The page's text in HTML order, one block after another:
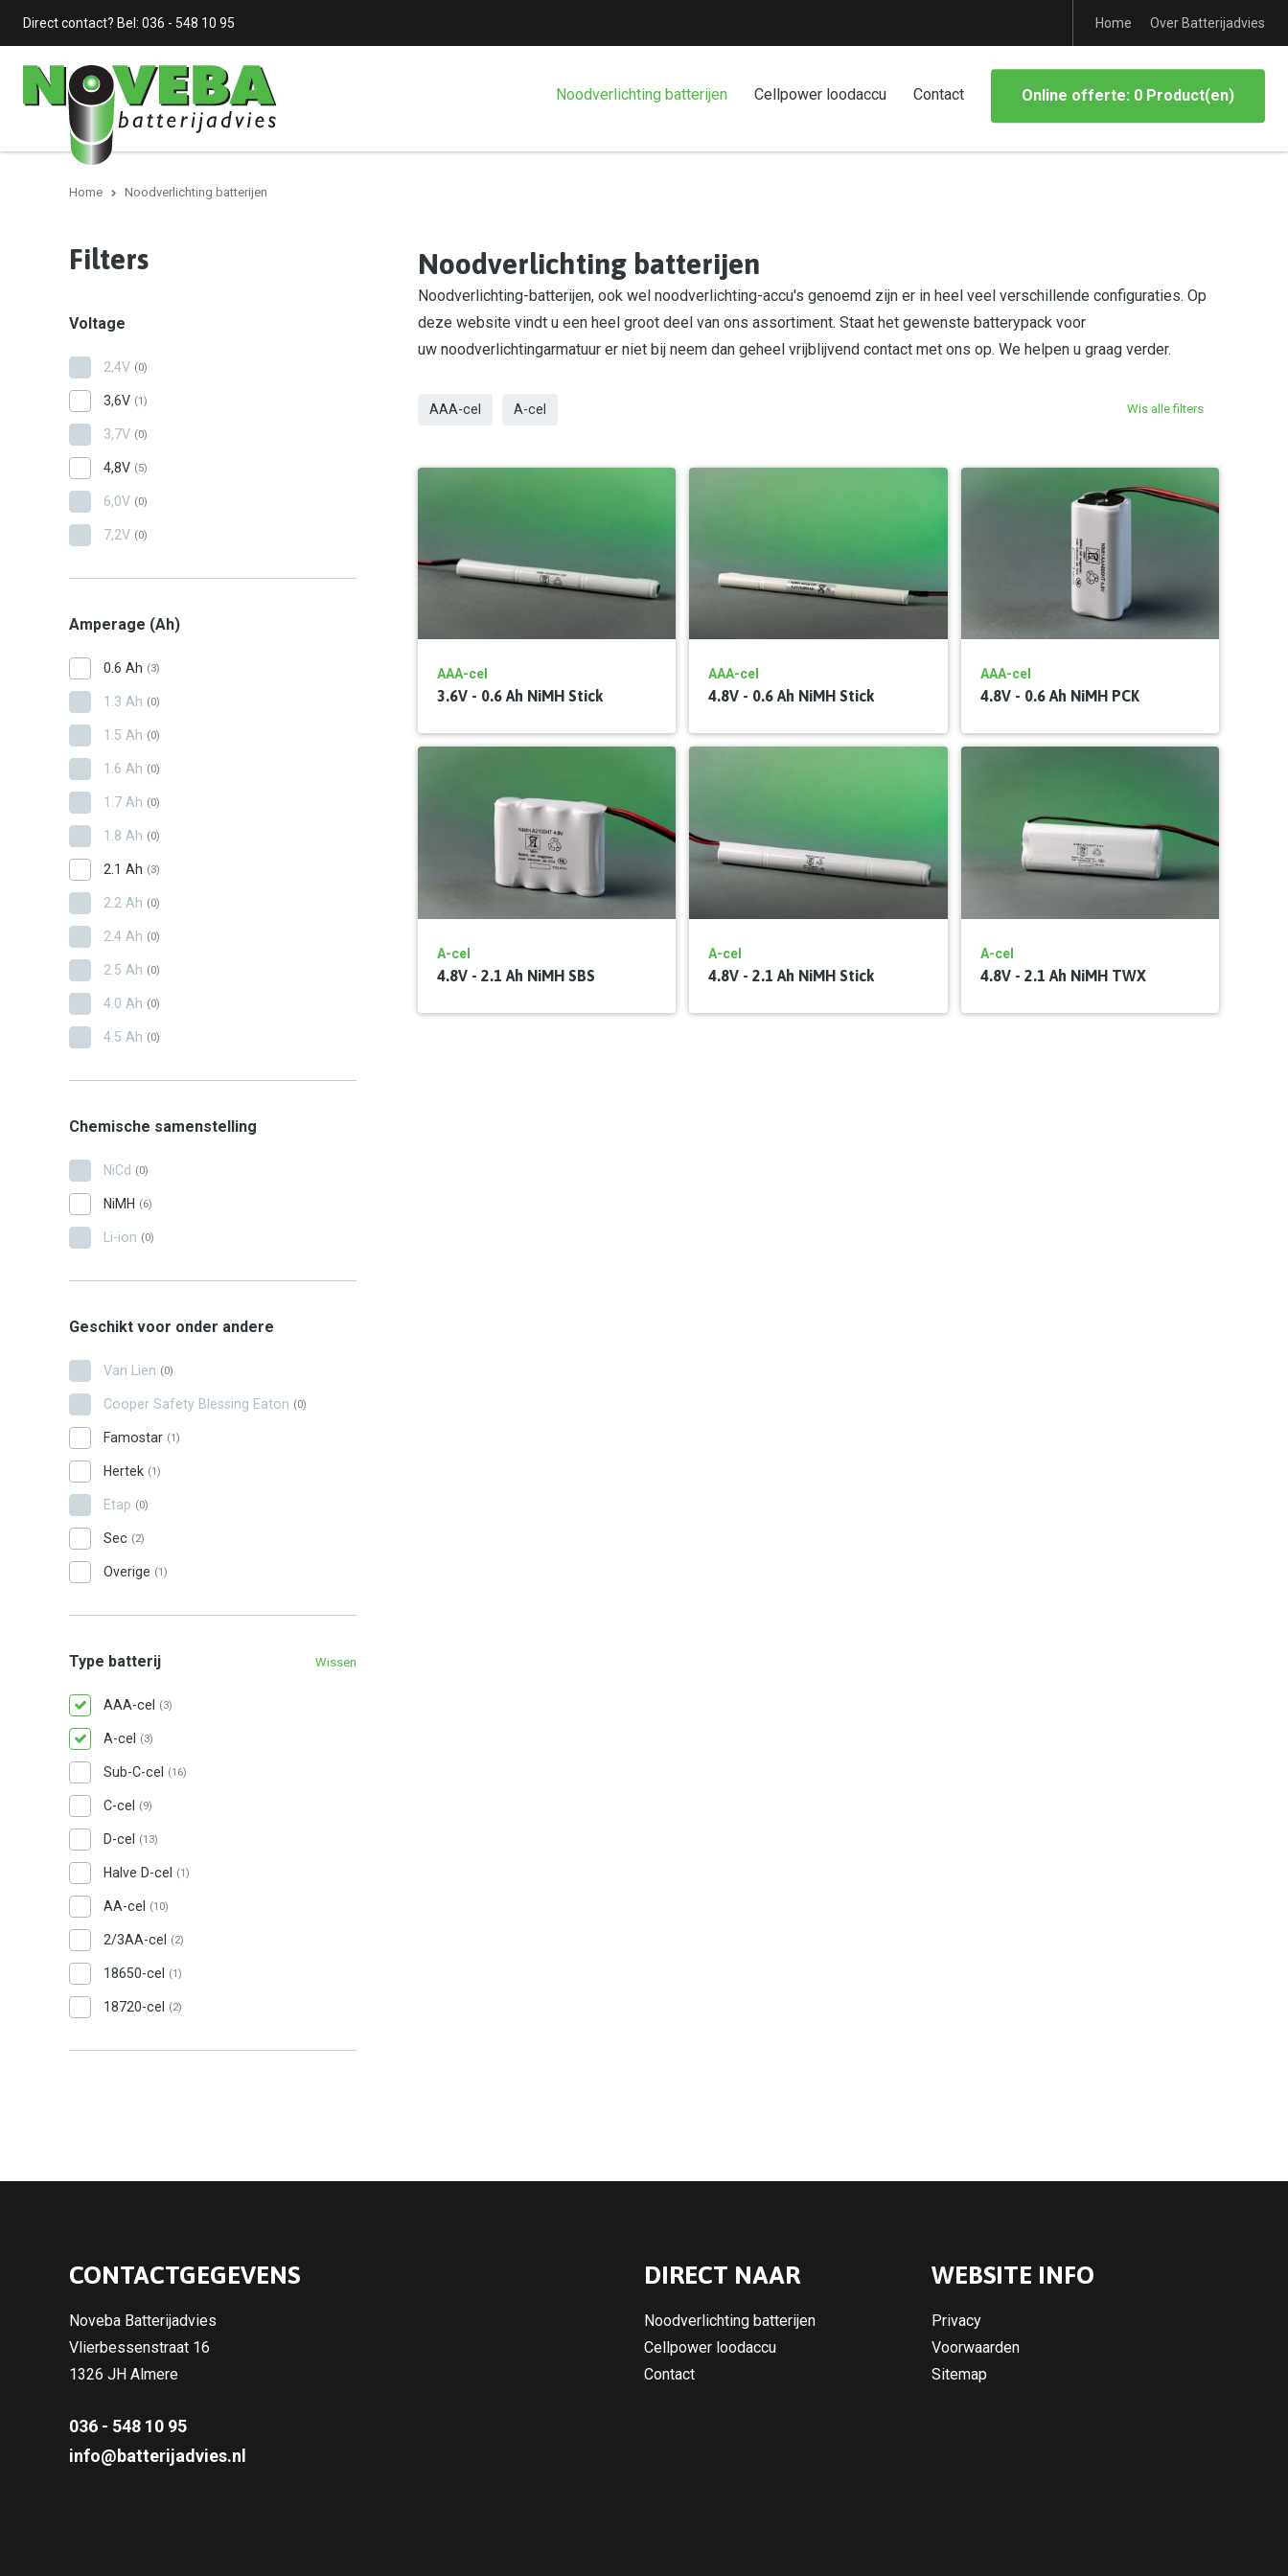
Direct contact? Bel: 036 - 548 10 95 Home Over Batterijadvies
Noodverlichting batterijen Cellpower loodaccu Contact Online offerte: 0 Product(en)
Home Noodverlichting batterijen
Noodverlichting batterijen
Noodverlichting-batterijen, ook wel noodverlichting-accu's genoemd zijn er in heel veel verschillende configuraties. Op
deze website vindt u een heel groot deel van ons assortiment. Staat het gewenste batterypack voor
uw noodverlichtingarmatuur er niet bij neem dan geheel vrijblijvend contact met ons op. We helpen u graag verder.
AAA-cel A-cel Wis alle filters
AAA-cel
3.6V - 0.6 Ah NiMH Stick
AAA-cel
4.8V - 0.6 Ah NiMH Stick
AAA-cel
4.8V - 0.6 Ah NiMH PCK
A-cel
4.8V - 2.1 Ah NiMH SBS
A-cel
4.8V - 2.1 Ah NiMH Stick
A-cel
4.8V - 2.1 Ah NiMH TWX
Filters
Voltage
2,4V (0)
3,6V (1)
3,7V (0)
4,8V (5)
6,0V (0)
7,2V (0)
Amperage (Ah)
0.6 Ah (3)
1.3 Ah (0)
1.5 Ah (0)
1.6 Ah (0)
1.7 Ah (0)
1.8 Ah (0)
2.1 Ah (3)
2.2 Ah (0)
2.4 Ah (0)
2.5 Ah (0)
4.0 Ah (0)
4.5 Ah (0)
Chemische samenstelling
NiCd (0)
NiMH (6)
Li-ion (0)
Geschikt voor onder andere
Van Lien (0)
Cooper Safety Blessing Eaton (0)
Famostar (1)
Hertek (1)
Etap (0)
Sec (2)
Overige (1)
Type batterij Wissen
AAA-cel (3)
A-cel (3)
Sub-C-cel (16)
C-cel (9)
D-cel (13)
Halve D-cel (1)
AA-cel (10)
2/3AA-cel (2)
18650-cel (1)
18720-cel (2)
CONTACTGEGEVENS
Noveba Batterijadvies
Vlierbessenstraat 16
1326 JH Almere
036 - 548 10 95
info@batterijadvies.nl
DIRECT NAAR
Noodverlichting batterijen
Cellpower loodaccu
Contact
WEBSITE INFO
Privacy
Voorwaarden
Sitemap